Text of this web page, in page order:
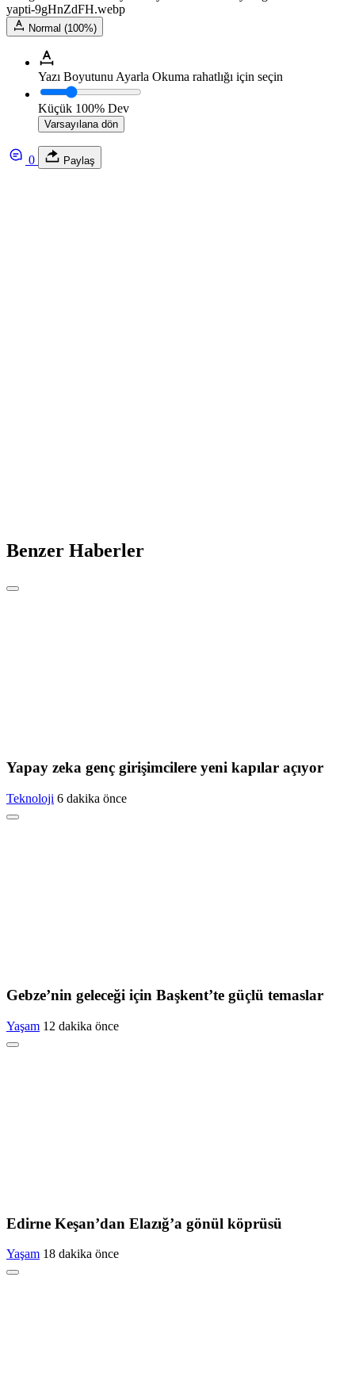
yapti-9gHnZdFH.webp
Normal (100%)
Yazı Boyutunu Ayarla Okuma rahatlığı için seçin
Küçük 100% Dev
Varsayılana dön
0 Paylaş
Benzer Haberler
Yapay zeka genç girişimcilere yeni kapılar açıyor
Teknoloji 6 dakika önce
Gebze’nin geleceği için Başkent’te güçlü temaslar
Yaşam 12 dakika önce
Edirne Keşan’dan Elazığ’a gönül köprüsü
Yaşam 18 dakika önce